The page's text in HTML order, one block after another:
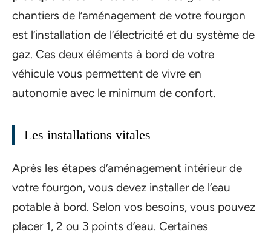
chantiers de l’aménagement de votre fourgon
est l’installation de l’électricité et du système de
gaz. Ces deux éléments à bord de votre
véhicule vous permettent de vivre en
autonomie avec le minimum de confort.
Les installations vitales
Après les étapes d’aménagement intérieur de
votre fourgon, vous devez installer de l’eau
potable à bord. Selon vos besoins, vous pouvez
placer 1, 2 ou 3 points d’eau. Certaines